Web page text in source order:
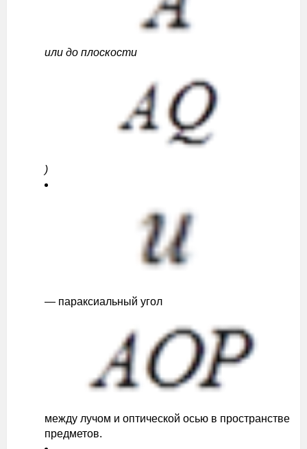
или до плоскости
)
— параксиальный угол
между лучом и оптической осью в пространстве
предметов.